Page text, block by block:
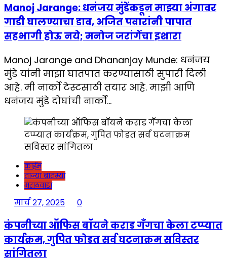
Manoj Jarange: धनंजय मुंडेंकडून माझ्या अंगावर
गाडी घालण्याचा डाव, अजित पवारांनी पापात
सहभागी होऊ नये; मनोज जरांगेंचा इशारा
Manoj Jarange and Dhananjay Munde: धनंजय
मुंडे यांनी माझा घातपात करण्यासाठी सुपारी दिली
आहे. मी नार्को टेस्टसाठी तयार आहे. माझी आणि
धनंजय मुंडे दोघांची नार्को…
क्राईम
ताज्या बातम्या
मराठवाडा
मार्च 27, 2025 0
कंपनीच्या ऑफिस बॉयने कराड गँगचा केला टप्प्यात
कार्यक्रम, गुपित फोडत सर्व घटनाक्रम सविस्तर
सांगितला